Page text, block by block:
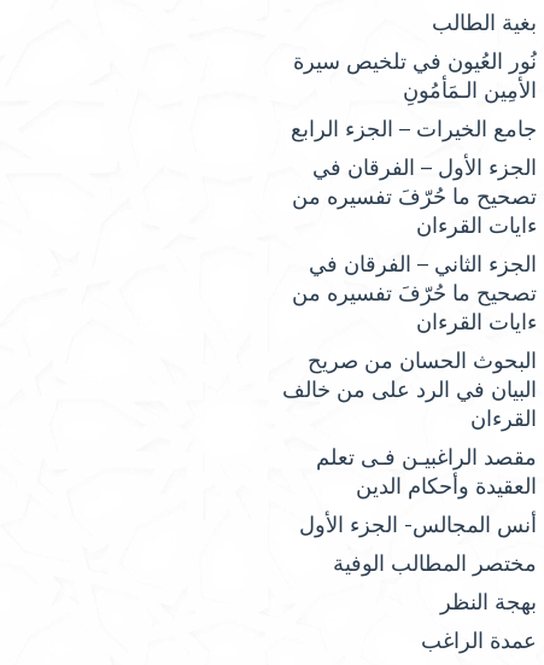
بغية الطالب
نُور العُيون في تلخيص سيرة
الأمِين الـمَأمُونِ
جامع الخيرات – الجزء الرابع
الجزء الأول – الفرقان في
تصحيح ما حُرّفَ تفسيره من
ءايات القرءان
الجزء الثاني – الفرقان في
تصحيح ما حُرّفَ تفسيره من
ءايات القرءان
البحوث الحسان من صريح
البيان في الرد على من خالف
القرءان
مقصد الراغبيـن فـى تعلم
العقيدة وأحكام الدين
أنس المجالس- الجزء الأول
مختصر المطالب الوفية
بهجة النظر
عمدة الراغب